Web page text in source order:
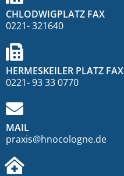
CHLODWIGPLATZ FAX
0221- 321640
HERMESKEILER PLATZ FAX
0221- 93 33 0770
MAIL
praxis@hnocologne.de